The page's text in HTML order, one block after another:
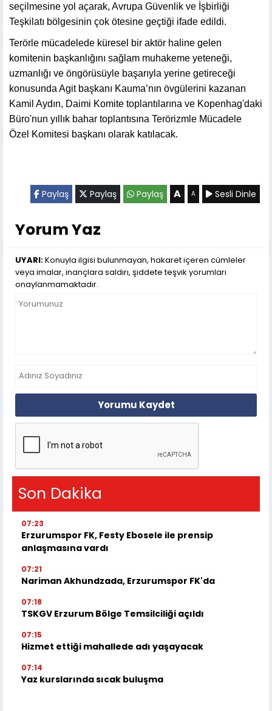
seçilmesine yol açarak, Avrupa Güvenlik ve İşbirliği
Teşkilatı bölgesinin çok ötesine geçtiği ifade edildi.
Terörle mücadelede küresel bir aktör haline gelen
komitenin başkanlığını sağlam muhakeme yeteneği,
uzmanlığı ve öngörüsüyle başarıyla yerine getireceği
konusunda Agit başkanı Kauma’nın övgülerini kazanan
Kamil Aydın, Daimi Komite toplantılarına ve Kopenhag'daki
Büro'nun yıllık bahar toplantısına Terörizmle Mücadele
Özel Komitesi başkanı olarak katılacak.
Paylaş Paylaş Paylaş A A Sesli Dinle
Yorum Yaz
UYARI:Konuyla ilgisi bulunmayan, hakaret içeren cümleler
veya imalar, inançlara saldırı, şiddete teşvik yorumları
onaylanmamaktadır.
Yorumu Kaydet
Son Dakika
07:23
Erzurumspor FK, Festy Ebosele ile prensip
anlaşmasına vardı
07:21
Nariman Akhundzada, Erzurumspor FK'da
07:18
TSKGV Erzurum Bölge Temsilciliği açıldı
07:15
Hizmet ettiği mahallede adı yaşayacak
07:14
Yaz kurslarında sıcak buluşma